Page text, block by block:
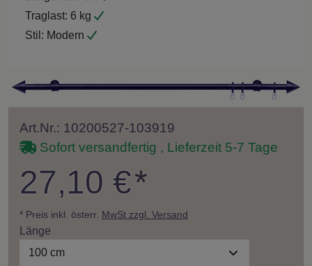
Traglast: 6 kg
Stil: Modern
Art.Nr.: 10200527-103919
Sofort versandfertig , Lieferzeit 5-7 Tage
27,10 €*
* Preis inkl. österr. MwSt zzgl. Versand
Länge
100 cm